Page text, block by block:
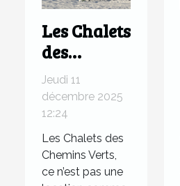
Les Chalets
des
Chemins
Verts, une
location 4
étoiles au
cœur du
Jura
Jeudi 11
décembre 2025
12:24
Les Chalets des
Chemins Verts,
ce n’est pas une